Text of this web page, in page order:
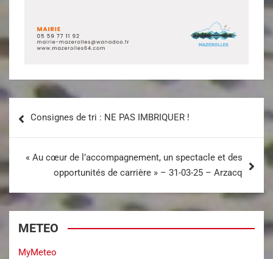
Consignes de tri : NE PAS IMBRIQUER !
« Au cœur de l’accompagnement, un spectacle et des
opportunités de carrière » – 31-03-25 – Arzacq
METEO
MyMeteo